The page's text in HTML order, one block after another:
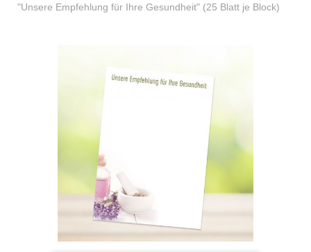
"Unsere Empfehlung für Ihre Gesundheit" (25 Blatt je Block)